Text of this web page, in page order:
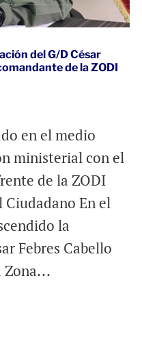
del G/D César
de la ZODI
en el medio
ministerial con el
de la ZODI
En el
la
Febres Cabello
Zona...